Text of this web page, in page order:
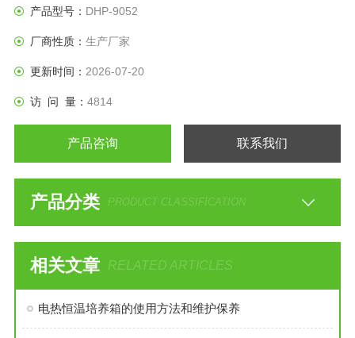
5、温度定时范围：1～9999min
7、样品架：2块/3块（标配）
8、电源电压：AC220V/50HZ......
产品型号： DHP-9052
厂商性质： 生产厂家
更新时间： 2026-07-20
访 问 量： 4814
产品咨询 联系我们
产品分类 PRODUCT CLASSIFICATION
相关文章 RELATED ARTICLES
电热恒温培养箱的使用方法和维护保养